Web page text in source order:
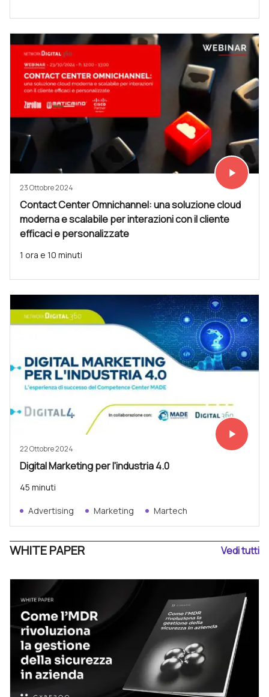
Vedi subito
play_arrow
23 Ottobre 2024
Contact Center Omnichannel: una soluzione cloud
moderna e scalabile per interazioni con il cliente
efficaci e personalizzate
1 ora e 10 minuti
Vedi subito
play_arrow
22 Ottobre 2024
Digital Marketing per l'industria 4.0
45 minuti
Advertising Marketing Martech
WHITE PAPER Vedi tutti